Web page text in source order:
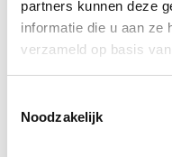
partners kunnen deze
informatie die u aan ze
verzameld op basis
Noodzakelijk
fout